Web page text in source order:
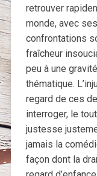
retrouver
monde, avec
confrontations
fraîcheur
peu à une
thématique.
regard de ces
interroger, le
justesse
jamais la
façon dont la